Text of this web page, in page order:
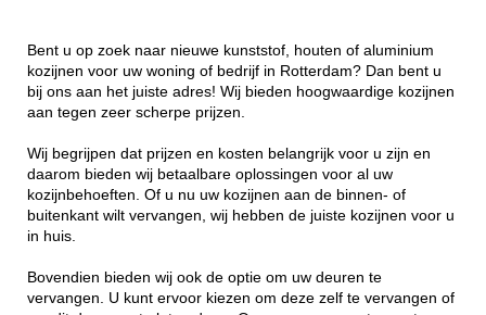
Bent u op zoek naar nieuwe kunststof, houten of aluminium
kozijnen voor uw woning of bedrijf in Rotterdam? Dan bent u
bij ons aan het juiste adres! Wij bieden hoogwaardige kozijnen
aan tegen zeer scherpe prijzen.
Wij begrijpen dat prijzen en kosten belangrijk voor u zijn en
daarom bieden wij betaalbare oplossingen voor al uw
kozijnbehoeften. Of u nu uw kozijnen aan de binnen- of
buitenkant wilt vervangen, wij hebben de juiste kozijnen voor u
in huis.
Bovendien bieden wij ook de optie om uw deuren te
vervangen. U kunt ervoor kiezen om deze zelf te vervangen of